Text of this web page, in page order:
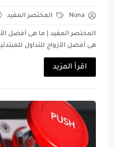
Nona المختصر المفيد
المختصر المفيد | ما هى أفضل
هى أفضل الأزواج للتداول
اقرأ المزيد